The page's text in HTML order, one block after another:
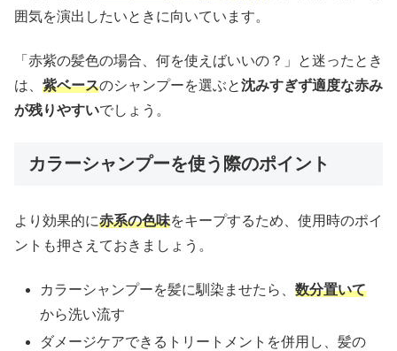
囲気を演出したいときに向いています。
「赤紫の髪色の場合、何を使えばいいの？」と迷ったとき
は、 紫ベースのシャンプーを選ぶと沈みすぎず適度な赤み
が残りやすいでしょう。
カラーシャンプーを使う際のポイント
より効果的に赤系の色味をキープするため、使用時のポイ
ントも押さえておきましょう。
カラーシャンプーを髪に馴染ませたら、数分置いて
から洗い流す
ダメージケアできるトリートメントを併用し、髪の